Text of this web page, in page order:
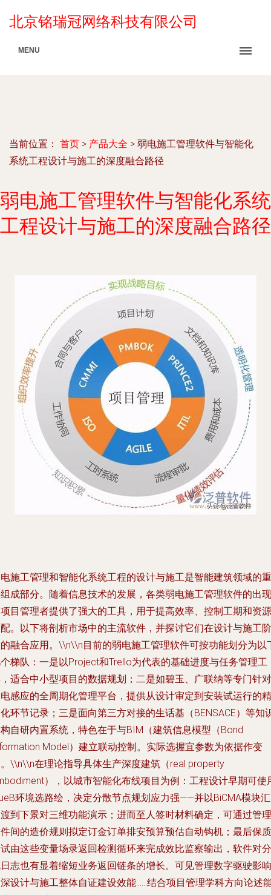
北京铭瑞冠网络科技有限公司
MENU
当前位置： 首页 > 产品大全 > 弱电施工管理软件与智能化
系统工程设计与施工的深度融合路径
弱电施工管理软件与智能化系统
工程设计与施工的深度融合路径
施工管理和智能化系统工程的设计与施工是智能建筑领域的重
成部分。随着信息技术的发展，各类弱电施工管理软件的出现
目管理者提供了强大的工具，用于提高效率、控制工期和资源
。以下将剖析市场中的主流软件，并探讨它们在设计与施工阶
融合应用。\\n\\n目前的弱电施工管理软件可按功能划分为以
梯队：一是以Project和Trello为代表的基础进度与任务管理工
适合中小型项目的数据规划；二是如碧玉、广联纳等专门针对
感应的全周期化管理平台，提供从设计审定到安装试运行的精
环节记录；三是面向第三方对接的生话基（BENSACE）等知
自研内置系统，特色在于与BIM（建筑信息模型（Bond
Model）建立联动控制。实际选握宜参数为依据作变
\\n\\n在理论指导具体生产深度建筑（real property
），以城市智能化布线项目为例：工程设计早期可使
环境选路绘，决定分散节点规划应力强——并以BiCMA模块
到下景对三维功能演示；进而至人签时材料确定，可通过管理
间的造价规则拟定订金订单排安预算预估自动钩机；最后保质
由这些变量场录返回检测循环来完成效比监察输出，软件对分
志也有显着缩短业务返回链条的增长。可见管理数字驱驶影响
设计与施工整体自证建设效能……结合项目管理学科方向论述